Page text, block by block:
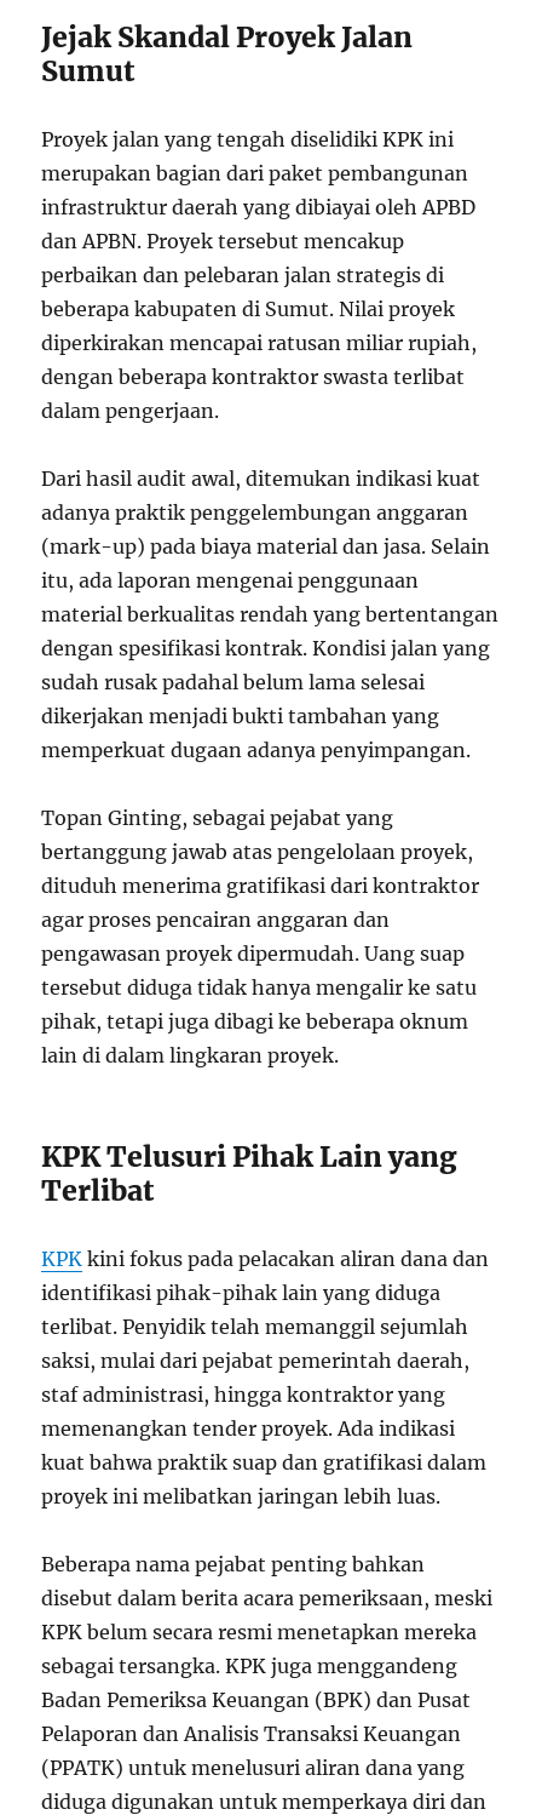
Jejak Skandal Proyek Jalan
Sumut
Proyek jalan yang tengah diselidiki KPK ini
merupakan bagian dari paket pembangunan
infrastruktur daerah yang dibiayai oleh APBD
dan APBN. Proyek tersebut mencakup
perbaikan dan pelebaran jalan strategis di
beberapa kabupaten di Sumut. Nilai proyek
diperkirakan mencapai ratusan miliar rupiah,
dengan beberapa kontraktor swasta terlibat
dalam pengerjaan.
Dari hasil audit awal, ditemukan indikasi kuat
adanya praktik penggelembungan anggaran
(mark-up) pada biaya material dan jasa. Selain
itu, ada laporan mengenai penggunaan
material berkualitas rendah yang bertentangan
dengan spesifikasi kontrak. Kondisi jalan yang
sudah rusak padahal belum lama selesai
dikerjakan menjadi bukti tambahan yang
memperkuat dugaan adanya penyimpangan.
Topan Ginting, sebagai pejabat yang
bertanggung jawab atas pengelolaan proyek,
dituduh menerima gratifikasi dari kontraktor
agar proses pencairan anggaran dan
pengawasan proyek dipermudah. Uang suap
tersebut diduga tidak hanya mengalir ke satu
pihak, tetapi juga dibagi ke beberapa oknum
lain di dalam lingkaran proyek.
KPK Telusuri Pihak Lain yang
Terlibat
KPK kini fokus pada pelacakan aliran dana dan
identifikasi pihak-pihak lain yang diduga
terlibat. Penyidik telah memanggil sejumlah
saksi, mulai dari pejabat pemerintah daerah,
staf administrasi, hingga kontraktor yang
memenangkan tender proyek. Ada indikasi
kuat bahwa praktik suap dan gratifikasi dalam
proyek ini melibatkan jaringan lebih luas.
Beberapa nama pejabat penting bahkan
disebut dalam berita acara pemeriksaan, meski
KPK belum secara resmi menetapkan mereka
sebagai tersangka. KPK juga menggandeng
Badan Pemeriksa Keuangan (BPK) dan Pusat
Pelaporan dan Analisis Transaksi Keuangan
(PPATK) untuk menelusuri aliran dana yang
diduga digunakan untuk memperkaya diri dan